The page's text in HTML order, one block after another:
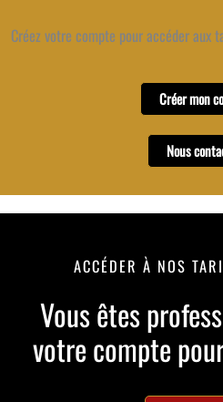
Créez votre compte pour accéder aux
Créer mon
Nous
ACCÉDER À NOS
Vous êtes
votre compte